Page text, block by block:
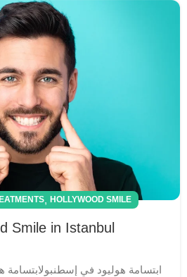
, HOLLYWOOD SMILE
Smile in Istanbul
ابتسامة هوليود في إسطنبولابتسامة